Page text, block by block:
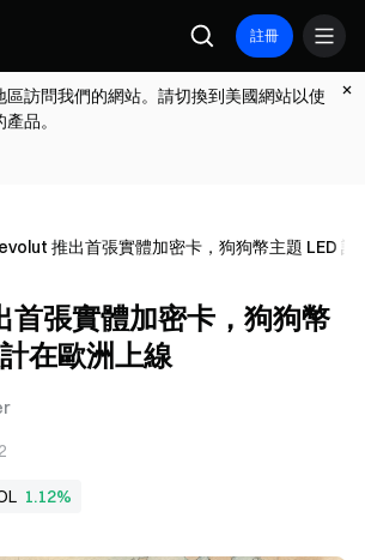
註冊
訪問我們的網站。請切換到美國網站以使
品。
推出首張實體加密卡，狗狗幣主題 LED 設
首張實體加密卡，狗狗幣
在歐洲上線
1.12%